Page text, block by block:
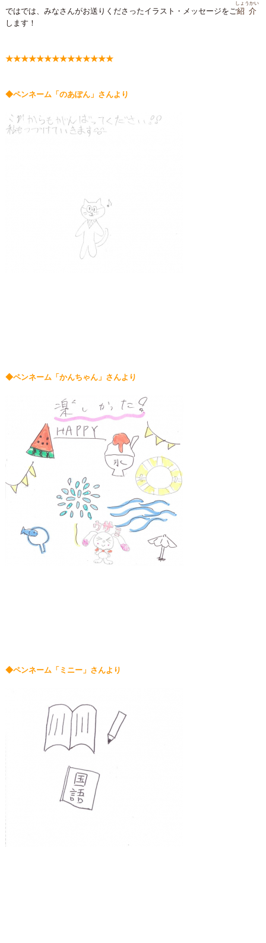
ではでは、みなさんがお送りくださったイラスト・メッセージをご紹介
しょうかい
します！
★★★★★★★★★★★★★★
◆ペンネーム「のあぽん」さんより
◆ペンネーム「かんちゃん」さんより
◆ペンネーム「ミニー」さんより